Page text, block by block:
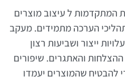
המתקדמות ל עיצוב מוצרים
הערכה מתמידים. מעקב
ייצור ושביעות רצון
והאתגרים. שיפורים
להבטיח שהמוצרים יעמדו